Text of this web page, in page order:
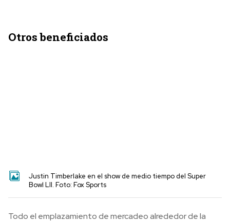
Otros beneficiados
Justin Timberlake en el show de medio tiempo del Super
Bowl LII. Foto: Fox Sports
Todo el emplazamiento de mercadeo alrededor de la